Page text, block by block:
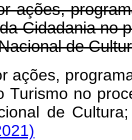
ações,
Cidadania no
de
ações,
Turismo no
de